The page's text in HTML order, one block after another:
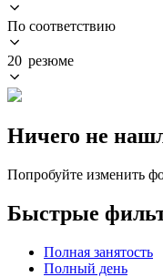
По соответствию
20 резюме
Ничего не
Попробуйте изменить
Быстрые
Полная занятость
Полный день